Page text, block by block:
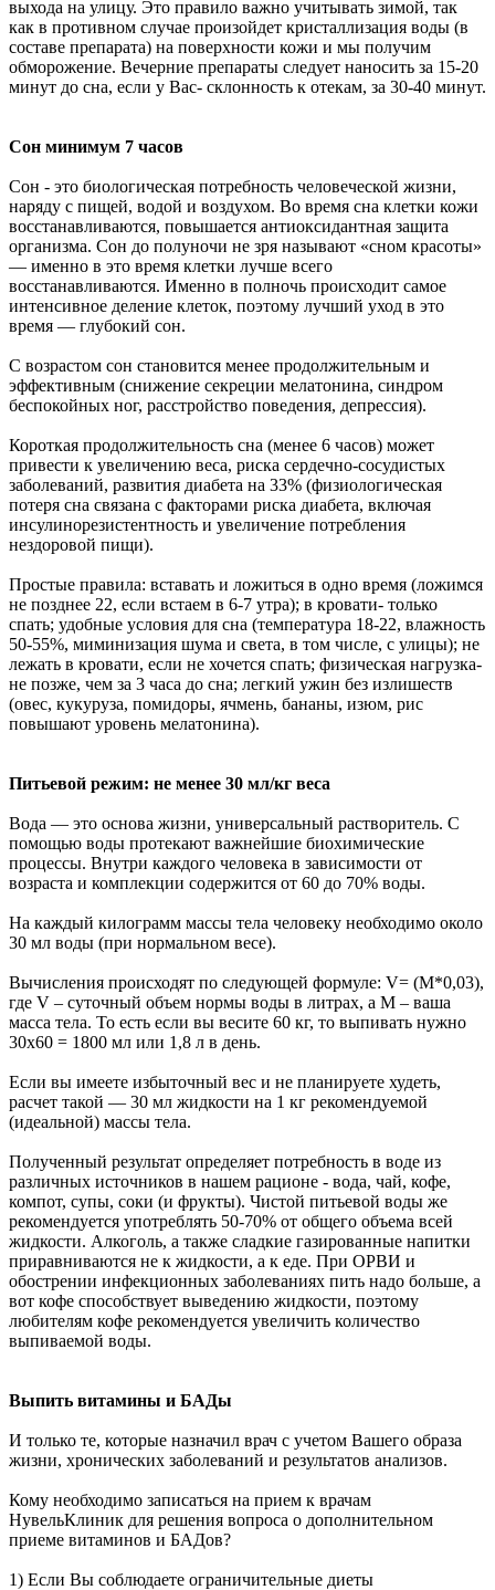
выхода на улицу. Это правило важно учитывать зимой, так
как в противном случае произойдет кристаллизация воды (в
составе препарата) на поверхности кожи и мы получим
обморожение. Вечерние препараты следует наносить за 15-20
минут до сна, если у Вас- склонность к отекам, за 30-40 минут.
Сон минимум 7 часов
Сон - это биологическая потребность человеческой жизни,
наряду с пищей, водой и воздухом. Во время сна клетки кожи
восстанавливаются, повышается антиоксидантная защита
организма. Сон до полуночи не зря называют «сном красоты»
— именно в это время клетки лучше всего
восстанавливаются. Именно в полночь происходит самое
интенсивное деление клеток, поэтому лучший уход в это
время — глубокий сон.
С возрастом сон становится менее продолжительным и
эффективным (снижение секреции мелатонина, синдром
беспокойных ног, расстройство поведения, депрессия).
Короткая продолжительность сна (менее 6 часов) может
привести к увеличению веса, риска сердечно-сосудистых
заболеваний, развития диабета на 33% (физиологическая
потеря сна связана с факторами риска диабета, включая
инсулинорезистентность и увеличение потребления
нездоровой пищи).
Простые правила: вставать и ложиться в одно время (ложимся
не позднее 22, если встаем в 6-7 утра); в кровати- только
спать; удобные условия для сна (температура 18-22, влажность
50-55%, миминизация шума и света, в том числе, с улицы); не
лежать в кровати, если не хочется спать; физическая нагрузка-
не позже, чем за 3 часа до сна; легкий ужин без излишеств
(овес, кукуруза, помидоры, ячмень, бананы, изюм, рис
повышают уровень мелатонина).
Питьевой режим: не менее 30 мл/кг веса
Вода — это основа жизни, универсальный растворитель. С
помощью воды протекают важнейшие биохимические
процессы. Внутри каждого человека в зависимости от
возраста и комплекции содержится от 60 до 70% воды.
На каждый килограмм массы тела человеку необходимо около
30 мл воды (при нормальном весе).
Вычисления происходят по следующей формуле: V= (M*0,03),
где V – суточный объем нормы воды в литрах, а M – ваша
масса тела. То есть если вы весите 60 кг, то выпивать нужно
30х60 = 1800 мл или 1,8 л в день.
Если вы имеете избыточный вес и не планируете худеть,
расчет такой — 30 мл жидкости на 1 кг рекомендуемой
(идеальной) массы тела.
Полученный результат определяет потребность в воде из
различных источников в нашем рационе - вода, чай, кофе,
компот, супы, соки (и фрукты). Чистой питьевой воды же
рекомендуется употреблять 50-70% от общего объема всей
жидкости. Алкоголь, а также сладкие газированные напитки
приравниваются не к жидкости, а к еде. При ОРВИ и
обострении инфекционных заболеваниях пить надо больше, а
вот кофе способствует выведению жидкости, поэтому
любителям кофе рекомендуется увеличить количество
выпиваемой воды.
Выпить витамины и БАДы
И только те, которые назначил врач с учетом Вашего образа
жизни, хронических заболеваний и результатов анализов.
Кому необходимо записаться на прием к врачам
НувельКлиник для решения вопроса о дополнительном
приеме витаминов и БАДов?
1) Если Вы соблюдаете ограничительные диеты